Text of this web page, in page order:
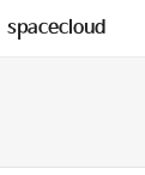
spacecloud